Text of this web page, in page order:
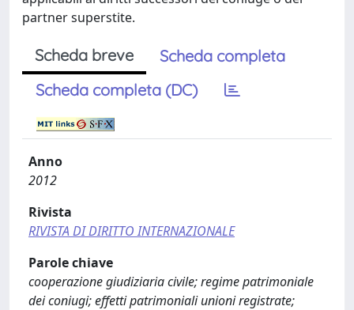
partner superstite.
Scheda breve
Scheda completa
Scheda completa (DC)
Anno
2012
Rivista
RIVISTA DI DIRITTO INTERNAZIONALE
Parole chiave
cooperazione giudiziaria civile; regime patrimoniale
dei coniugi; effetti patrimoniali unioni registrate;